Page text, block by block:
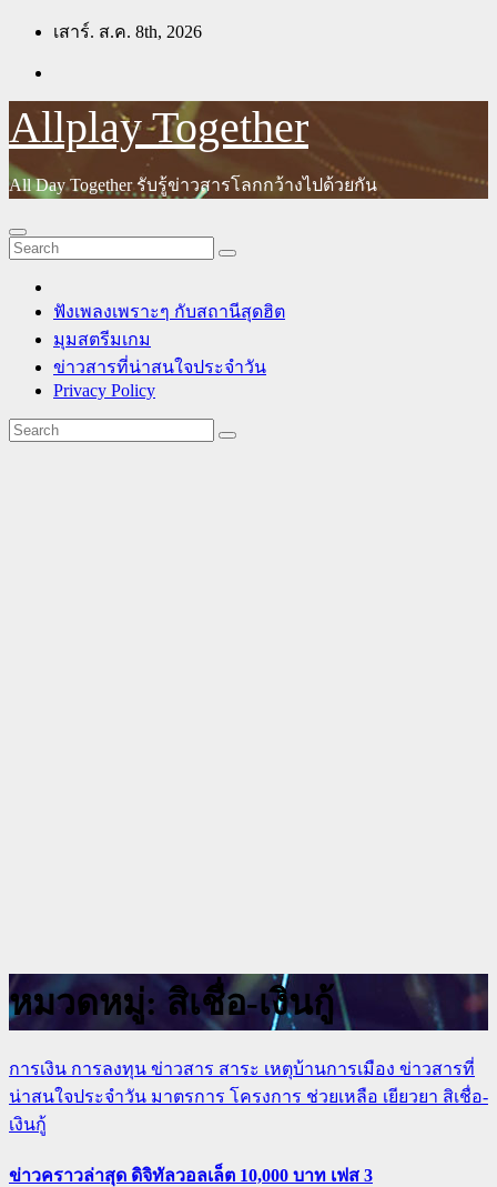
Skip
เสาร์. ส.ค. 8th, 2026
Allplay Together
All Day Together รับรู้ข่าวสารโลกกว้างไปด้วยกัน
ฟังเพลงเพราะๆ กับสถานีสุดฮิต
มุมสตรีมเกม
ข่าวสารที่น่าสนใจประจำวัน
Privacy Policy
หมวดหมู่: สิเชื่อ-เงินกู้
การเงิน การลงทุน ข่าวสาร สาระ เหตุบ้านการเมือง ข่าวสารที่
น่าสนใจประจำวัน มาตรการ โครงการ ช่วยเหลือ เยียวยา สิเชื่อ-
เงินกู้
ข่าวคราวล่าสุด ดิจิทัลวอลเล็ต 10,000 บาท เฟส 3